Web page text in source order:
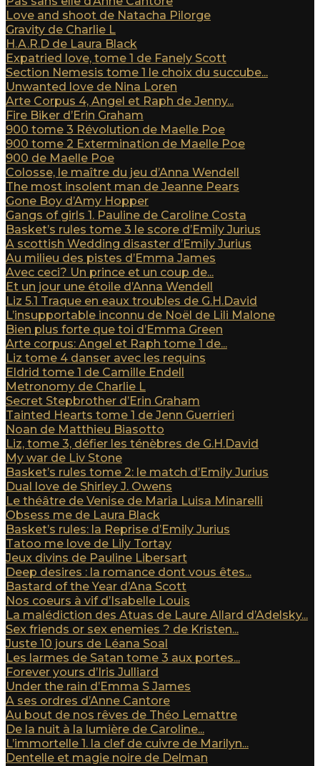
Love and shoot de Natacha Pilorge
Gravity de Charlie L
H.A.R.D de Laura Black
Expatried love, tome 1 de Fanely Scott
Section Nemesis tome 1 le choix du succube...
Unwanted love de Nina Loren
Arte Corpus 4, Angel et Raph de Jenny...
Fire Biker d’Erin Graham
900 tome 3 Révolution de Maelle Poe
900 tome 2 Extermination de Maelle Poe
900 de Maelle Poe
Colosse, le maître du jeu d’Anna Wendell
The most insolent man de Jeanne Pears
Gone Boy d’Amy Hopper
Gangs of girls 1. Pauline de Caroline Costa
Basket’s rules tome 3 le score d’Emily Jurius
A scottish Wedding disaster d’Emily Jurius
Au milieu des pistes d’Emma James
Avec ceci? Un prince et un coup de...
Et un jour une étoile d’Anna Wendell
Liz 5.1 Traque en eaux troubles de G.H.David
L’insupportable inconnu de Noël de Lili Malone
Bien plus forte que toi d’Emma Green
Arte corpus: Angel et Raph tome 1 de...
Liz tome 4 danser avec les requins
Eldrid tome 1 de Camille Endell
Metronomy de Charlie L
Secret Stepbrother d’Erin Graham
Tainted Hearts tome 1 de Jenn Guerrieri
Noan de Matthieu Biasotto
Liz, tome 3, défier les ténèbres de G.H.David
My war de Liv Stone
Basket’s rules tome 2: le match d’Emily Jurius
Dual love de Shirley J. Owens
Le théâtre de Venise de Maria Luisa Minarelli
Obsess me de Laura Black
Basket’s rules: la Reprise d’Emily Jurius
Tatoo me love de Lily Tortay
Jeux divins de Pauline Libersart
Deep desires : la romance dont vous êtes...
Bastard of the Year d’Ana Scott
Nos coeurs à vif d’Isabelle Louis
La malédiction des Atuas de Laure Allard d’Adelsky...
Sex friends or sex enemies ? de Kristen...
Juste 10 jours de Léana Soal
Les larmes de Satan tome 3 aux portes...
Forever yours d’Iris Julliard
Under the rain d’Emma S James
A ses ordres d’Anne Cantore
Au bout de nos rêves de Théo Lemattre
De la nuit à la lumière de Caroline...
L’immortelle 1. la clef de cuivre de Marilyn...
Dentelle et magie noire de Delman